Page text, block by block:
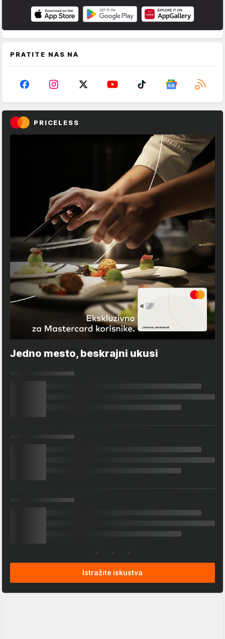
PRATITE NAS NA
PRICELESS
Jedno mesto, beskrajni ukusi
Istražite iskustva